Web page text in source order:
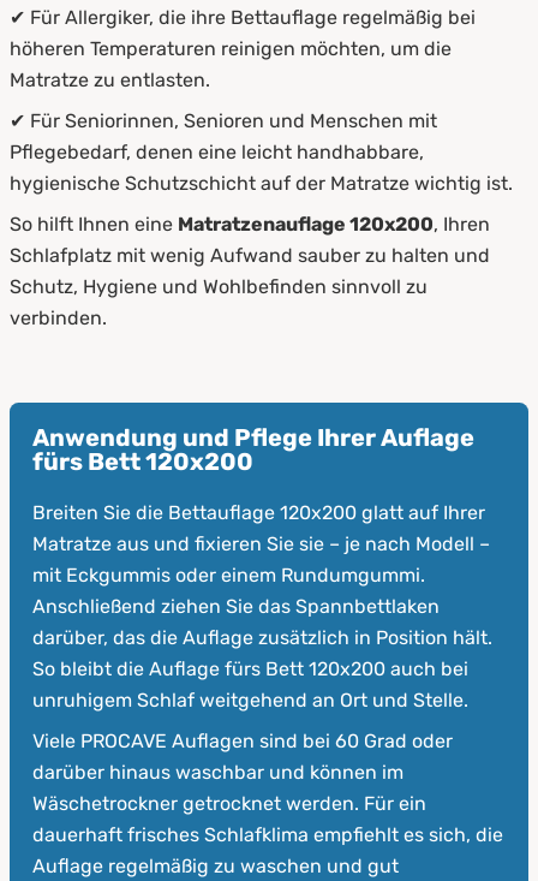
✔ Für Allergiker, die ihre Bettauflage regelmäßig bei
höheren Temperaturen reinigen möchten, um die
Matratze zu entlasten.
✔ Für Seniorinnen, Senioren und Menschen mit
Pflegebedarf, denen eine leicht handhabbare,
hygienische Schutzschicht auf der Matratze wichtig ist.
So hilft Ihnen eine Matratzenauflage 120x200, Ihren
Schlafplatz mit wenig Aufwand sauber zu halten und
Schutz, Hygiene und Wohlbefinden sinnvoll zu
verbinden.
Anwendung und Pflege Ihrer Auflage
fürs Bett 120x200
Breiten Sie die Bettauflage 120x200 glatt auf Ihrer
Matratze aus und fixieren Sie sie – je nach Modell –
mit Eckgummis oder einem Rundumgummi.
Anschließend ziehen Sie das Spannbettlaken
darüber, das die Auflage zusätzlich in Position hält.
So bleibt die Auflage fürs Bett 120x200 auch bei
unruhigem Schlaf weitgehend an Ort und Stelle.
Viele PROCAVE Auflagen sind bei 60 Grad oder
darüber hinaus waschbar und können im
Wäschetrockner getrocknet werden. Für ein
dauerhaft frisches Schlafklima empfiehlt es sich, die
Auflage regelmäßig zu waschen und gut